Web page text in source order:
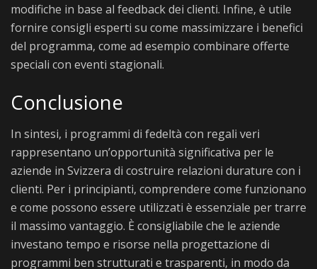
modifiche in base al feedback dei clienti. Infine, è utile
fornire consigli esperti su come massimizzare i benefici
del programma, come ad esempio combinare offerte
speciali con eventi stagionali.
Conclusione
In sintesi, i programmi di fedeltà con regali veri
rappresentano un’opportunità significativa per le
aziende in Svizzera di costruire relazioni durature con i
clienti. Per i principianti, comprendere come funzionano
e come possono essere utilizzati è essenziale per trarre
il massimo vantaggio. È consigliabile che le aziende
investano tempo e risorse nella progettazione di
programmi ben strutturati e trasparenti, in modo da